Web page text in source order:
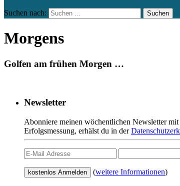
Suchen nach:
Morgens
Golfen am frühen Morgen …
Newsletter
Abonniere meinen wöchentlichen Newsletter
Erfolgsmessung, erhälst du in der
(weitere Informationen)